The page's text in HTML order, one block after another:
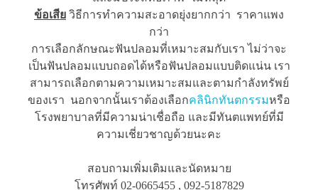
ข้อเสีย วิธีการทำความสะอาดยุ่งยากกว่า ราคาแพง
กว่า
การเลือกลักษณะฟันปลอมที่เหมาะสมกับเรา ไม่ว่าจะ
เป็นฟันปลอมแบบถอดได้หรือฟันปลอมแบบติดแน่น เรา
สามารถเลือกตามความเหมาะสมและตามกำลังทรัพย์
ของเรา นอกจากนั้นเราต้องเลือกคลินิกทันตกรรมหรือ
โรงพยาบาลที่มีความน่าเชื่อถือ และมีทันตแพทย์ที่มี
ความเชี่ยวชาญด้วยนะคะ
สอบถามเพิ่มเติมและนัดหมาย
โทรศัพท์ 02-0665455 , 092-5187829